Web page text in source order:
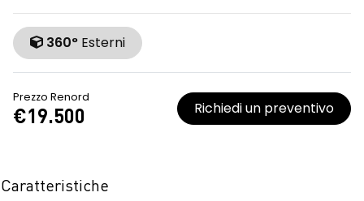
360° Esterni
Prezzo Renord
€19.500 Richiedi un preventivo
Caratteristiche